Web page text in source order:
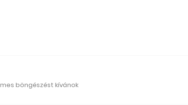
böngészést kívánok